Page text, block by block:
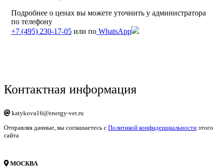
Подробнее о ценах вы можете уточнить у администратора
по телефону
+7 (495) 230-17-05 или по WhatsApp
Контактная информация
katykova16@energy-vet.ru
Отправляя данные, вы соглашаетесь с Политикой конфиденциальности этого
сайта
МОСКВА